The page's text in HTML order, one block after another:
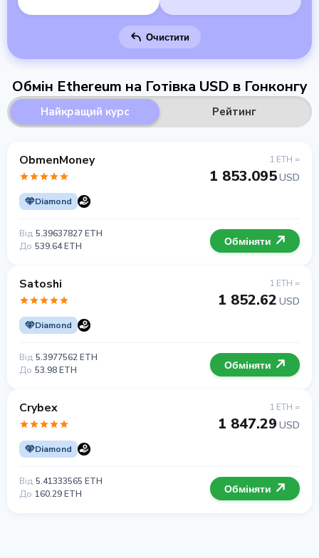
Очистити
Обмін Ethereum на Готівка USD в Гонконгу
Найкращий курс Рейтинг
ObmenMoney
Diamond
1 ETH =
1 853.095USD
Від 5.39637827 ETH
До 539.64 ETH Обміняти
Satoshi
Diamond
1 ETH =
1 852.62 USD
Від 5.3977562 ETH
До 53.98 ETH Обміняти
Crybex
Diamond
1 ETH =
1 847.29 USD
Від 5.41333565 ETH
До 160.29 ETH Обміняти